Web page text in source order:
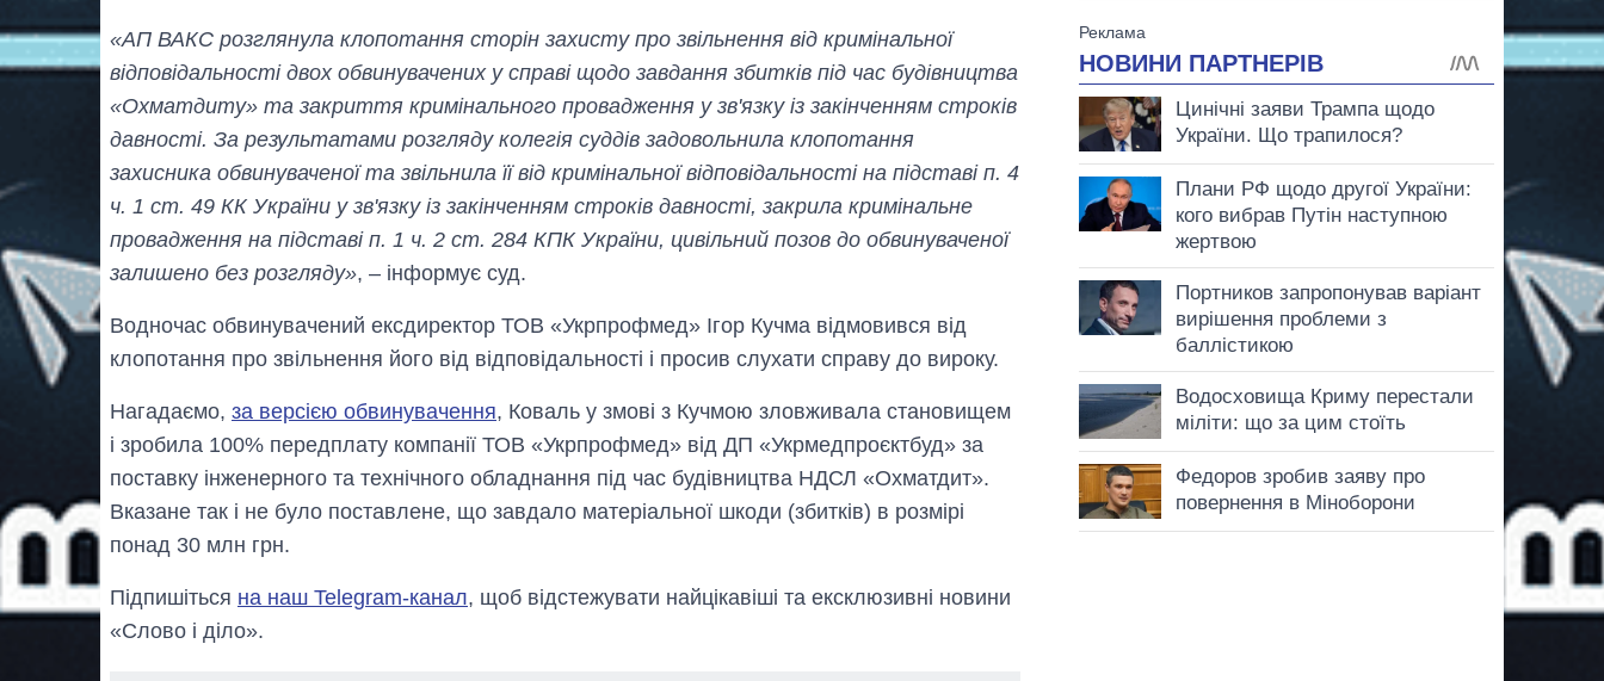
«АП ВАКС розглянула клопотання сторін захисту про звільнення від кримінальної
відповідальності двох обвинувачених у справі щодо завдання збитків під час будівництва
«Охматдиту» та закриття кримінального провадження у зв'язку із закінченням строків
давності. За результатами розгляду колегія суддів задовольнила клопотання
захисника обвинуваченої та звільнила її від кримінальної відповідальності на підставі п. 4
ч. 1 ст. 49 КК України у зв'язку із закінченням строків давності, закрила кримінальне
провадження на підставі п. 1 ч. 2 ст. 284 КПК України, цивільний позов до обвинуваченої
залишено без розгляду», – інформує суд.
Водночас обвинувачений ексдиректор ТОВ «Укрпрофмед» Ігор Кучма відмовився від
клопотання про звільнення його від відповідальності і просив слухати справу до вироку.
Нагадаємо, за версією обвинувачення, Коваль у змові з Кучмою зловживала становищем
і зробила 100% передплату компанії ТОВ «Укрпрофмед» від ДП «Укрмедпроєктбуд» за
поставку інженерного та технічного обладнання під час будівництва НДСЛ «Охматдит».
Вказане так і не було поставлене, що завдало матеріальної шкоди (збитків) в розмірі
понад 30 млн грн.
Підпишіться на наш Telegram-канал, щоб відстежувати найцікавіші та ексклюзивні новини
«Слово і діло».